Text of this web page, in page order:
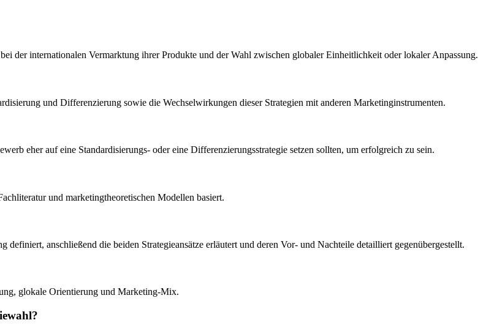
der internationalen Vermarktung ihrer Produkte und der Wahl zwischen globaler Einheitlichkeit oder lokaler Anpassung.
und Differenzierung sowie die Wechselwirkungen dieser Strategien mit anderen Marketinginstrumenten.
eher auf eine Standardisierungs- oder eine Differenzierungsstrategie setzen sollten, um erfolgreich zu sein.
und marketingtheoretischen Modellen basiert.
anschließend die beiden Strategieansätze erläutert und deren Vor- und Nachteile detailliert gegenübergestellt.
glokale Orientierung und Marketing-Mix.